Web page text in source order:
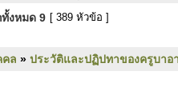
ทั้งหมด 9 [ 389 หัวข้อ ]
ล » ประวัติและปฏิปทาของครูบาอ